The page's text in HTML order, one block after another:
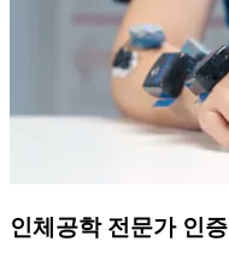
인체공학 전문가 인증